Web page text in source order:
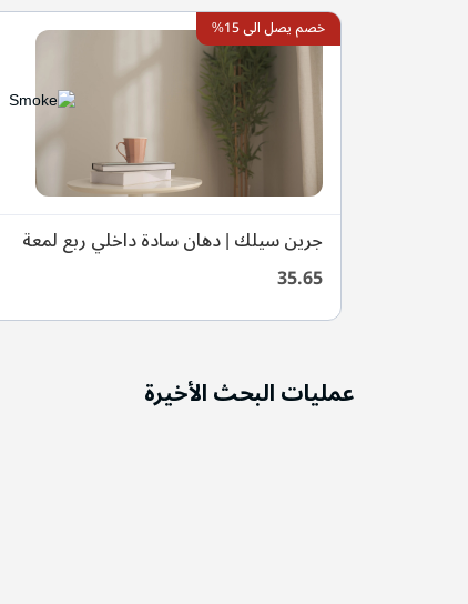
خصم يصل الى 15%
جرين سيلك | دهان سادة داخلي ربع لمعة
35.65
عمليات البحث الأخيرة